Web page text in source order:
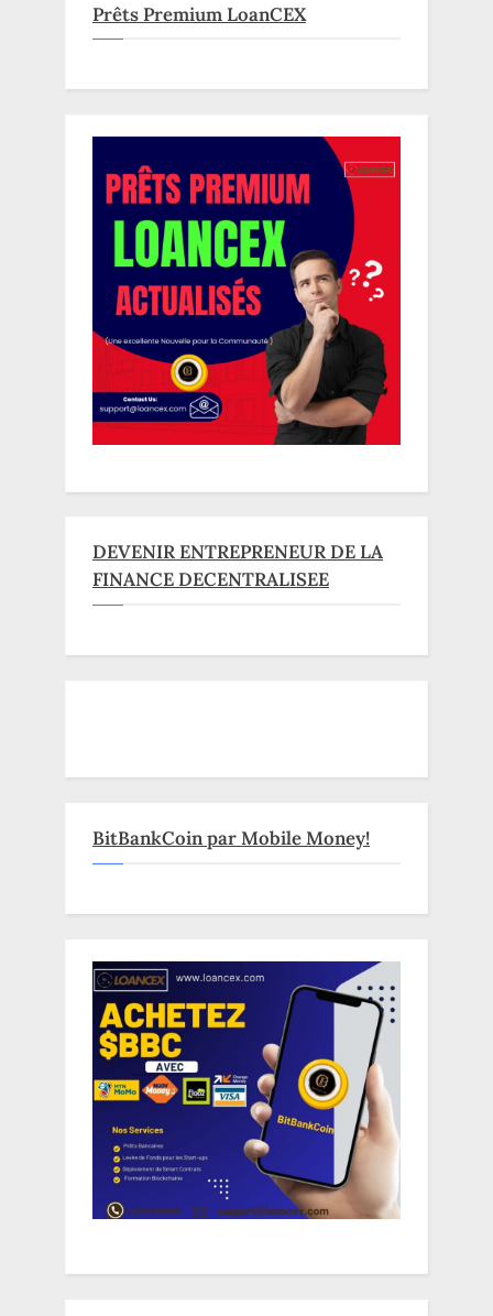
Prêts Premium LoanCEX
DEVENIR ENTREPRENEUR DE LA
FINANCE DECENTRALISEE
BitBankCoin par Mobile Money!